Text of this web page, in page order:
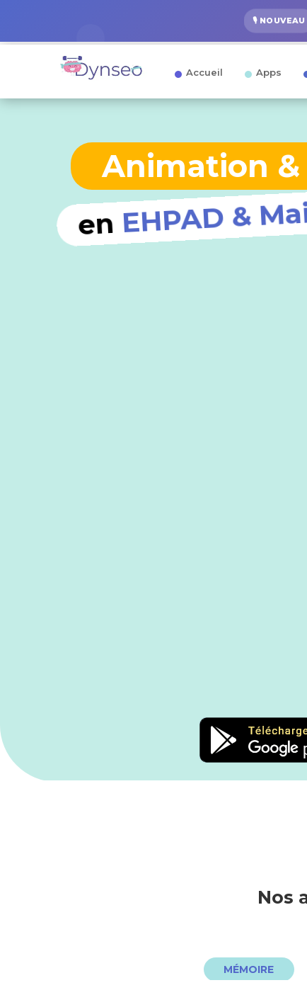
🎙️ NOUVEAU
Accueil Apps
Animation &
en EHPAD &
Nos
MÉMOIRE